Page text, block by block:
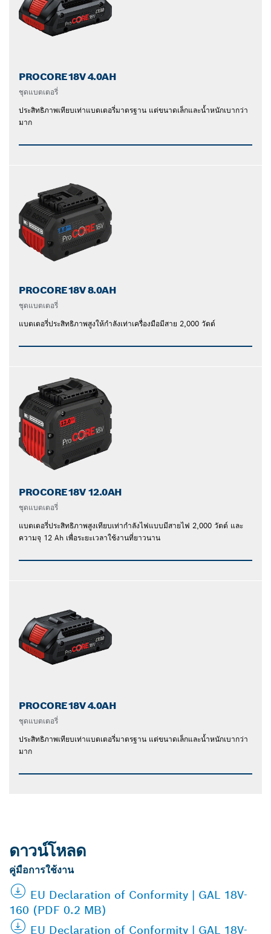
PROCORE18V 4.0AH
ชุดแบตเตอรี่
ประสิทธิภาพเทียบเท่าแบตเตอรี่มาตรฐาน แต่ขนาดเล็กและน้ำหนักเบากว่า
มาก
PROCORE18V 8.0AH
ชุดแบตเตอรี่
แบตเตอรี่ประสิทธิภาพสูงให้กำลังเท่าเครื่องมือมีสาย 2,000 วัตต์
PROCORE18V 12.0AH
ชุดแบตเตอรี่
แบตเตอรี่ประสิทธิภาพสูงเทียบเท่ากำลังไฟแบบมีสายไฟ 2,000 วัตต์ และ
ความจุ 12 Ah เพื่อระยะเวลาใช้งานที่ยาวนาน
PROCORE18V 4.0AH
ชุดแบตเตอรี่
ประสิทธิภาพเทียบเท่าแบตเตอรี่มาตรฐาน แต่ขนาดเล็กและน้ำหนักเบากว่า
มาก
ดาวน์โหลด
คู่มือการใช้งาน
EU Declaration of Conformity | GAL 18V-
160 (PDF 0.2 MB)
EU Declaration of Conformity | GAL 18V-